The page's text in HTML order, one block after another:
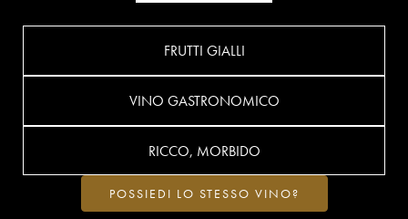
FRUTTI GIALLI
VINO GASTRONOMICO
RICCO, MORBIDO
POSSIEDI LO STESSO VINO?